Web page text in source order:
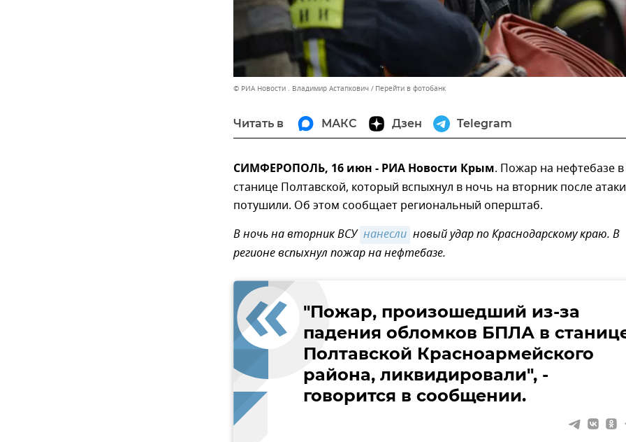
© РИА Новости . Владимир Астапкович Перейти в фотобанк
Читать в МАКС Дзен Telegram
СИМФЕРОПОЛЬ, 16 июн - РИА Новости Крым. Пожар на нефтебазе в
станице Полтавской, который вспыхнул в ночь на вторник после
потушили. Об этом сообщает региональный оперштаб.
В ночь на вторник ВСУ нанесли новый удар по Краснодарскому краю. В
регионе вспыхнул пожар на нефтебазе.
"Пожар, произошедший из-за
падения обломков БПЛА в
Полтавской Красноармейского
района, ликвидировали", -
говорится в сообщении.